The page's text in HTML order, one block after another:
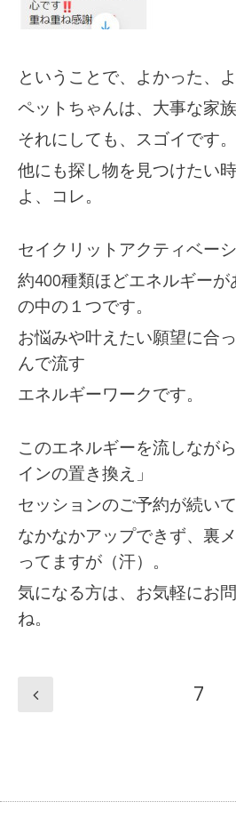
ということで、よかった、
ペットちゃんは、大事な家
それにしても、スゴイです。
他にも探し物を見つけたい
よ、コレ。
セイクリットアクティベー
約400種類ほどエネルギーが
の中の１つです。
お悩みや叶えたい願望に合
んで流す
エネルギーワークです。
このエネルギーを流しなが
インの置き換え」
セッションのご予約が続いて
なかなかアップできず、裏
ってますが（汗）。
気になる方は、お気軽にお
ね。
7